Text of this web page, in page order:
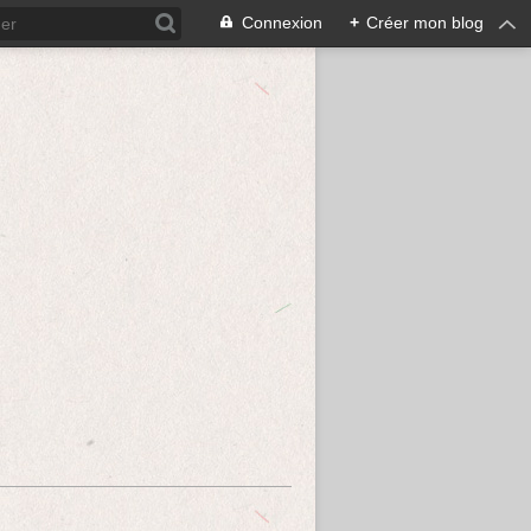
Connexion + Créer mon blog